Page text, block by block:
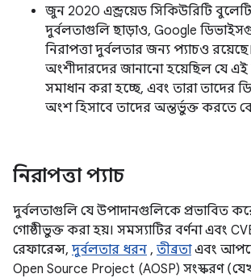
জুন 2020 এন্ড্রয়েড সিকিউরিটি
দুর্বলতাগুলি ছাড়াও, Google
নিরাপত্তা দুর্বলতার জন্য প্যাচও
অংশীদারদের জানানো হয়েছিল যে
সমাধান করা হচ্ছে, এবং তারা তাদের
অংশ হিসাবে তাদের অন্তর্ভুক্ত করতে
নিরাপত্তা প্যাচ
দুর্বলতাগুলি যে উপাদানগুলিকে প্রভাবিত
গোষ্ঠীভুক্ত করা হয়। সমস্যাটির বর্ণনা এবং
রেফারেন্স, দুর্বলতার ধরন , তীব্রতাএবং
Open Source Project (AOSP) সংস্করণ